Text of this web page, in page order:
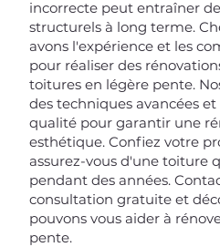
incorrecte peut entraîner
structurels à long terme.
avons l'expérience et les
pour réaliser des
toitures en légère pente.
des techniques avancées
qualité pour garantir une
esthétique. Confiez votre
assurez-vous d'une toiture
pendant des années.
consultation gratuite et
pouvons vous aider à
pente.